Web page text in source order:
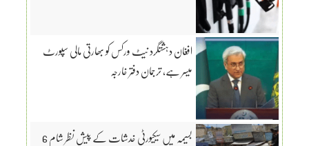
افغان دہشتگرد نیٹ ورکس کو بھارتی مالی سپورٹ
میسر ہے، ترجمان دفتر خارجہ
بسیمہ میں سیکیورٹی خدشات کے پیش نظر شام 6